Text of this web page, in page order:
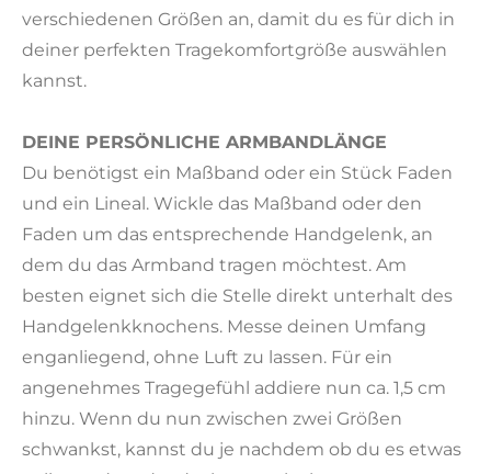
verschiedenen Größen an, damit du es für dich in
deiner perfekten Tragekomfortgröße auswählen
kannst.
DEINE PERSÖNLICHE ARMBANDLÄNGE
Du benötigst ein Maßband oder ein Stück Faden
und ein Lineal. Wickle das Maßband oder den
Faden um das entsprechende Handgelenk, an
dem du das Armband tragen möchtest. Am
besten eignet sich die Stelle direkt unterhalt des
Handgelenkknochens. Messe deinen Umfang
enganliegend, ohne Luft zu lassen. Für ein
angenehmes Tragegefühl addiere nun ca. 1,5 cm
hinzu. Wenn du nun zwischen zwei Größen
schwankst, kannst du je nachdem ob du es etwas